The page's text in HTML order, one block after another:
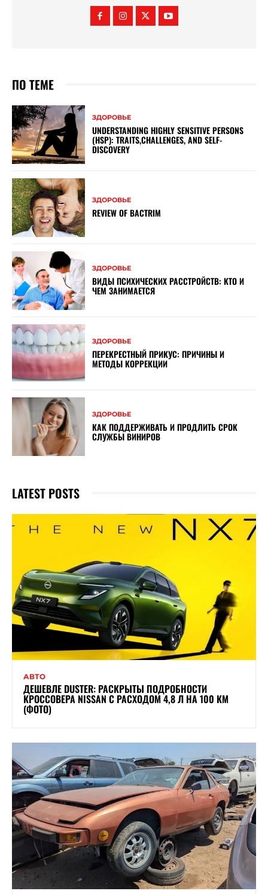
ПО ТЕМЕ
ЗДОРОВЬЕ
UNDERSTANDING HIGHLY SENSITIVE PERSONS
(HSP): TRAITS,CHALLENGES, AND SELF-
DISCOVERY
ЗДОРОВЬЕ
REVIEW OF BACTRIM
ЗДОРОВЬЕ
ВИДЫ ПСИХИЧЕСКИХ РАССТРОЙСТВ: КТО И
ЧЕМ ЗАНИМАЕТСЯ
ЗДОРОВЬЕ
ПЕРЕКРЕСТНЫЙ ПРИКУС: ПРИЧИНЫ И
МЕТОДЫ КОРРЕКЦИИ
ЗДОРОВЬЕ
КАК ПОДДЕРЖИВАТЬ И ПРОДЛИТЬ СРОК
СЛУЖБЫ ВИНИРОВ
LATEST POSTS
АВТО
ДЕШЕВЛЕ DUSTER: РАСКРЫТЫ ПОДРОБНОСТИ
КРОССОВЕРА NISSAN С РАСХОДОМ 4,8 Л НА 100 КМ
(ФОТО)